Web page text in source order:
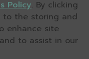
Policy. By clicking
to the storing and
enhance site
to assist in our